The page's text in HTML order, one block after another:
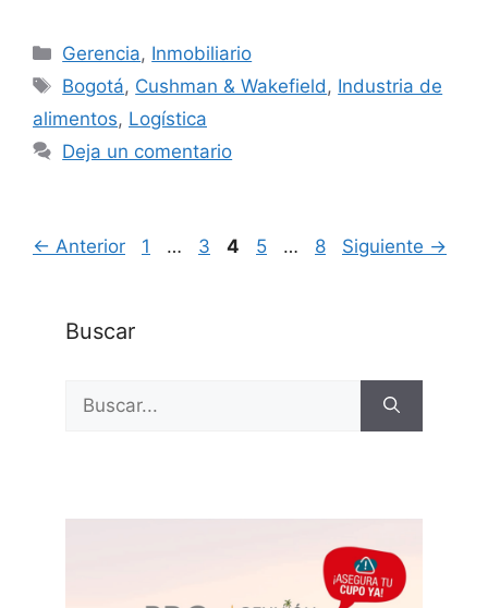
Categorías
Gerencia, Inmobiliario
Etiquetas
Bogotá, Cushman & Wakefield , Industria de
alimentos, Logística
Deja un comentario
← Anterior Página
1 … Página
3 Página
4 Página
5 … Página
8 Siguiente →
Buscar